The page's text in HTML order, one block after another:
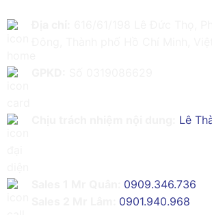
Lê
0909.346.736
0901.940.968